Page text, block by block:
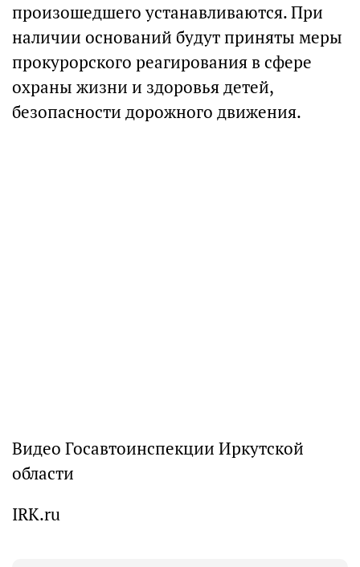
произошедшего устанавливаются. При
наличии оснований будут приняты меры
прокурорского реагирования в сфере
охраны жизни и здоровья детей,
безопасности дорожного движения.
Видео Госавтоинспекции Иркутской
области
IRK.ru